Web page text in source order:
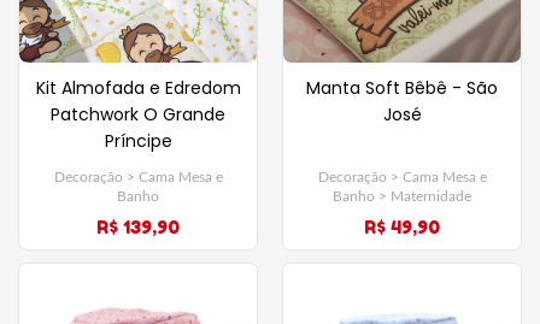
Kit Almofada e Edredom
Patchwork O Grande
Príncipe
Decoração > Cama Mesa e
Banho
R$ 139,90
Manta Soft Bêbê - São
José
Decoração > Cama Mesa e
Banho > Maternidade
R$ 49,90